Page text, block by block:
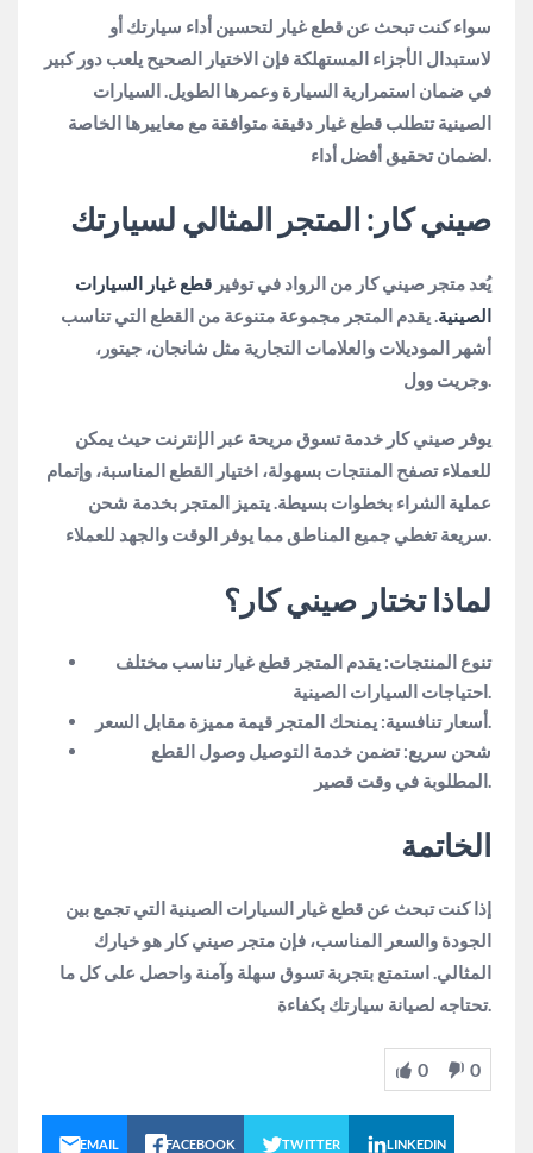
سواء كنت تبحث عن قطع غيار لتحسين أداء سيارتك أو
لاستبدال الأجزاء المستهلكة فإن الاختيار الصحيح يلعب دور كبير
في ضمان استمرارية السيارة وعمرها الطويل. السيارات
الصينية تتطلب قطع غيار دقيقة متوافقة مع معاييرها الخاصة
صيني كار: المتجر المثالي لسيارتك
يُعد متجر صيني كار من الرواد في توفير قطع غيار السيارات
الصينية . يقدم المتجر مجموعة متنوعة من القطع التي تناسب
أشهر الموديلات والعلامات التجارية مثل شانجان، جيتور،
يوفر صيني كار خدمة تسوق مريحة عبر الإنترنت حيث يمكن
للعملاء تصفح المنتجات بسهولة، اختيار القطع المناسبة، وإتمام
عملية الشراء بخطوات بسيطة. يتميز المتجر بخدمة شحن
سريعة تغطي جميع المناطق مما يوفر الوقت والجهد للعملاء.
لماذا تختار صيني كار؟
تنوع المنتجات: يقدم المتجر قطع غيار تناسب مختلف
احتياجات السيارات الصينية.
أسعار تنافسية: يمنحك المتجر قيمة مميزة مقابل السعر.
شحن سريع: تضمن خدمة التوصيل وصول القطع
المطلوبة في وقت قصير.
الخاتمة
إذا كنت تبحث عن قطع غيار السيارات الصينية التي تجمع بين
الجودة والسعر المناسب، فإن متجر صيني كار هو خيارك
المثالي. استمتع بتجربة تسوق سهلة وآمنة واحصل على كل ما
تحتاجه لصيانة سيارتك بكفاءة.
0 0
EMAIL FACEBOOK TWITTER LINKEDIN